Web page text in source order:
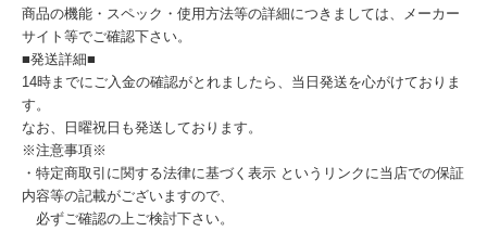
商品の機能・スペック・使用方法等の詳細につきましては、メーカー
サイト等でご確認下さい。
■発送詳細■
14時までにご入金の確認がとれましたら、当日発送を心がけておりま
す。
なお、日曜祝日も発送しております。
※注意事項※
・特定商取引に関する法律に基づく表示 というリンクに当店での保証
内容等の記載がございますので、
必ずご確認の上ご検討下さい。